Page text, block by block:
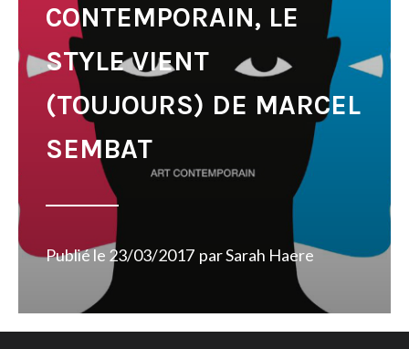
CONTEMPORAIN, LE
STYLE VIENT
(TOUJOURS) DE MARCEL
SEMBAT
Publié le 23/03/2017 parSarah Haere